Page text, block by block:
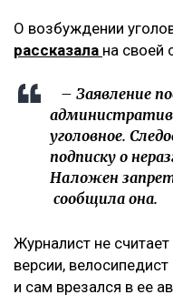
Журналисту
Расследование
Уголовного кодекса,
ЧИТАЙТЕ ТАКЖЕ
«Пока он еще жив»:
встревожили
«Угрожал зарезать
Водителям придется
проезд по БАКАД